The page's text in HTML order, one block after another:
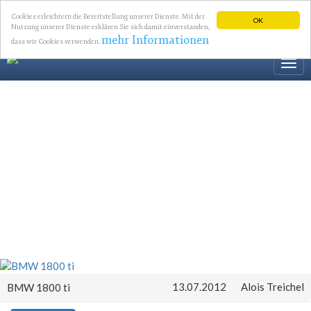
OK
Cookies erleichtern die Bereitstellung unserer Dienste. Mit der
Nutzung unserer Dienste erklären Sie sich damit einverstanden,
dass wir Cookies verwenden.mehr Informationen
BMW 1800 ti 13.07.2012 Alois Treichel